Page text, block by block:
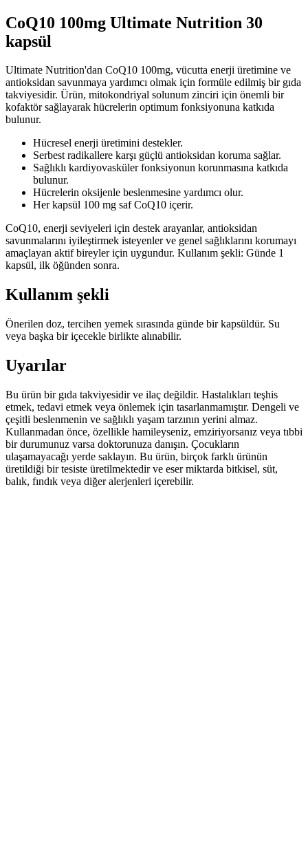
CoQ10 100mg Ultimate Nutrition 30
kapsül
Ultimate Nutrition'dan CoQ10 100mg, vücutta enerji üretimine ve
antioksidan savunmaya yardımcı olmak için formüle edilmiş bir gıda
takviyesidir. Ürün, mitokondriyal solunum zinciri için önemli bir
kofaktör sağlayarak hücrelerin optimum fonksiyonuna katkıda
bulunur.
Hücresel enerji üretimini destekler.
Serbest radikallere karşı güçlü antioksidan koruma sağlar.
Sağlıklı kardiyovasküler fonksiyonun korunmasına katkıda
bulunur.
Hücrelerin oksijenle beslenmesine yardımcı olur.
Her kapsül 100 mg saf CoQ10 içerir.
CoQ10, enerji seviyeleri için destek arayanlar, antioksidan
savunmalarını iyileştirmek isteyenler ve genel sağlıklarını korumayı
amaçlayan aktif bireyler için uygundur. Kullanım şekli: Günde 1
kapsül, ilk öğünden sonra.
Kullanım şekli
Önerilen doz, tercihen yemek sırasında günde bir kapsüldür. Su
veya başka bir içecekle birlikte alınabilir.
Uyarılar
Bu ürün bir gıda takviyesidir ve ilaç değildir. Hastalıkları teşhis
etmek, tedavi etmek veya önlemek için tasarlanmamıştır. Dengeli ve
çeşitli beslenmenin ve sağlıklı yaşam tarzının yerini almaz.
Kullanmadan önce, özellikle hamileyseniz, emziriyorsanız veya tıbbi
bir durumunuz varsa doktorunuza danışın. Çocukların
ulaşamayacağı yerde saklayın. Bu ürün, birçok farklı ürünün
üretildiği bir tesiste üretilmektedir ve eser miktarda bitkisel, süt,
balık, fındık veya diğer alerjenleri içerebilir.